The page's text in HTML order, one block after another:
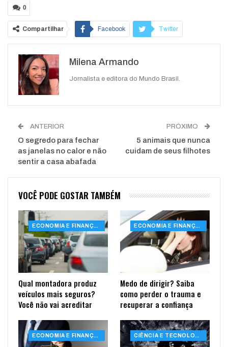
0
Compartilhar Facebook Twitter
WhatsApp
Milena Armando
Jornalista e editora do Mundo Brasil.
ANTERIOR
O segredo para fechar
as janelas no calor e não
sentir a casa abafada
PRÓXIMO
5 animais que nunca
cuidam de seus filhotes
VOCÊ PODE GOSTAR TAMBÉM
ECONOMIA E FINANÇAS
Qual montadora produz
veículos mais seguros?
Você não vai acreditar
ECONOMIA E FINANÇAS
Medo de dirigir? Saiba
como perder o trauma e
recuperar a confiança
ECONOMIA E FINANÇAS CIÊNCIA E TECNOLOGIA